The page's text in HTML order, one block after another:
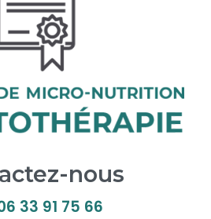
nous
33 91 75 66